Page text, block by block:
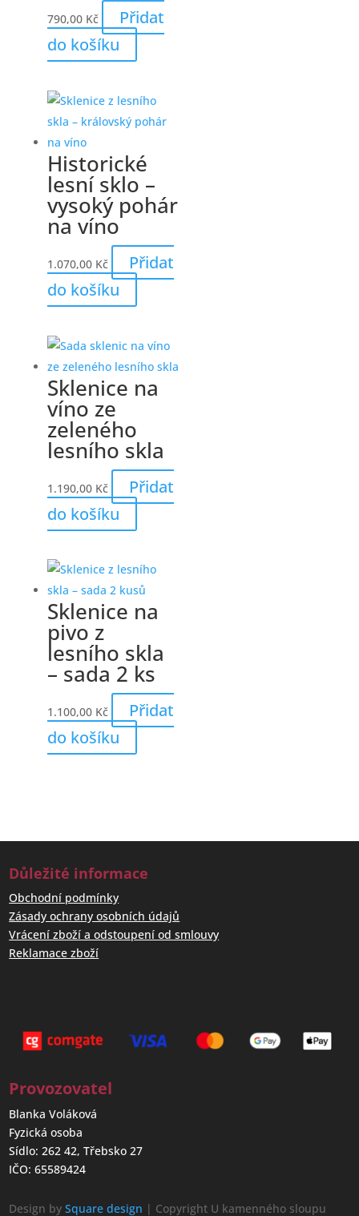
790,00 Kč
Přidat
do košíku
Historické
lesní sklo –
vysoký pohár
na víno
1.070,00 Kč
Přidat
do košíku
Sklenice na
víno ze
zeleného
lesního skla
1.190,00 Kč
Přidat
do košíku
Sklenice na
pivo z
lesního skla
– sada 2 ks
1.100,00 Kč
Přidat
do košíku
Důležité informace
Obchodní podmínky
Zásady ochrany osobních údajů
Vrácení zboží a odstoupení od smlouvy
Reklamace zboží
Provozovatel
Blanka Voláková
Fyzická osoba
Sídlo: 262 42, Třebsko 27
IČO: 65589424
Design bySquare design | Copyright U kamenného sloupu